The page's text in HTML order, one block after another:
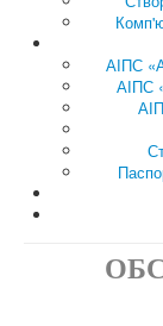
АІПС
АІПС